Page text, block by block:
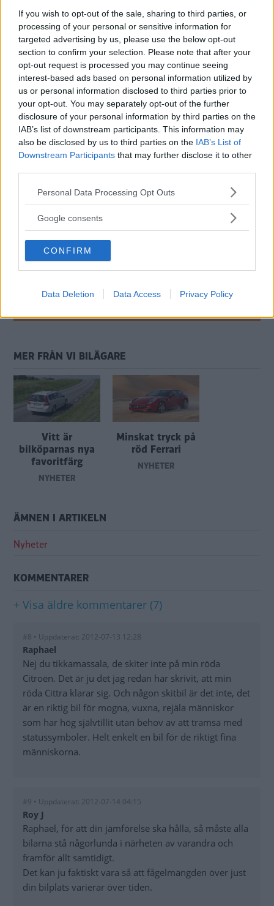
If you wish to opt-out of the sale, sharing to third parties, or
processing of your personal or sensitive information for
targeted advertising by us, please use the below opt-out
section to confirm your selection. Please note that after your
opt-out request is processed you may continue seeing
interest-based ads based on personal information utilized by
us or personal information disclosed to third parties prior to
your opt-out. You may separately opt-out of the further
disclosure of your personal information by third parties on the
IAB’s list of downstream participants. This information may
also be disclosed by us to third parties on the IAB’s List of
Downstream Participants that may further disclose it to other
Please note that this website/app uses one or more Google
not limited to your visit or usage behaviour. You may click to
use your data for below specified purposes in below Google
consent section.
Personal Data Processing Opt Outs
Google consents
CONFIRM
Data Deletion Data Access Privacy Policy
Grå/silverfärgade bilar:3 %
Gröna bilar:1 %
Källa: Halfords
MISSA INTE KOMMANDE ARTIKLAR OM
NYHETER
Få vårt nyhetsbrev utan kostnad
personuppgiftspolicy.
MER FRÅN VI BILÄGARE
Vitt är
bilköparnas nya
favoritfärg
NYHETER
Minskat tryck på
röd Ferrari
NYHETER
ÄMNEN I ARTIKELN
Nyheter
KOMMENTARER
+ Visa äldre kommentarer (7)
#8 • Uppdaterat: 2012-07-13 12:28
Raphael
Nej du tikkamassala, de skiter inte på min röda
Citroën. Det är ju det jag redan har skrivit, att min
röda Cittra klarar sig. Och någon skitbil är det inte, det
är en riktig bil för mogna, vuxna, rejäla människor
som har hög självtillit utan behov av att tramsa med
statussymboler. Helt enkelt en bil för de riktigt fina
människorna.
#9 • Uppdaterat: 2012-07-14 04:15
Roy J
Raphael, för att din jämförelse ska hålla, så måste alla
bilarna stå någorlunda i närheten av varandra och
framför allt samtidigt.
Det kan ju faktiskt vara så att fågelmängden över just
din bilplats varierar över tiden.